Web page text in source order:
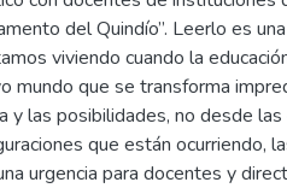
del Quindío”. Leerlo es
viviendo cuando la
mundo que se transforma
y las posibilidades, no desde
que están ocurriendo,
urgencia para docentes y